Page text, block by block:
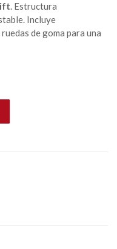
. Estructura
Incluye
de goma para una